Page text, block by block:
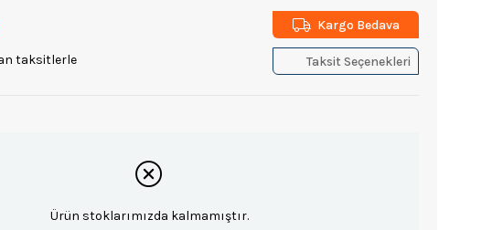
taksitlerle
Kargo Bedava
Taksit Seçenekleri
Ürün stoklarımızda kalmamıştır.